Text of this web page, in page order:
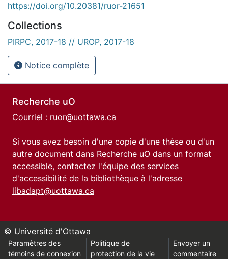
https://doi.org/10.20381/ruor-21651
Collections
PIRPC, 2017-18 // UROP, 2017-18
Notice complète
Recherche uO
Courriel : ruor@uottawa.ca
Si vous avez besoin d'une copie d'une thèse ou d'un
autre document dans Recherche uO dans un format
accessible, contactez l'équipe des services
d'accessibilité de la bibliothèque à l'adresse
libadapt@uottawa.ca
© Université d'Ottawa
Paramètres des
témoins de connexion
Politique de
protection de la vie
Envoyer un
commentaire